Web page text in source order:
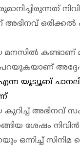
ഒരിക്കൽ
മനസിൽ കണ്ടാണ്
യൂട്യൂബ്
കുറിച്ച് അഭിനവ്
ശേഷം
ഒന്നിച്ച്